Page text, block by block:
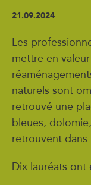
21.09.2024
Les
mettre en
naturels sont
retrouvé une
bleues,
retrouvent
Dix lauréats